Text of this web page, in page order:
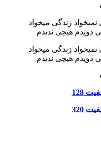
زندگی میخواد
دویدم هیچی ندیدم
زندگی میخواد
دویدم هیچی ندیدم
128
320